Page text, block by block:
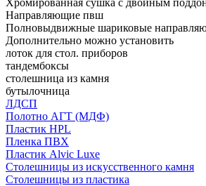
Направляющие пвш
Полновыдвижные шариковые
Дополнительно можно установить
лоток для стол. приборов
тандембоксы
столешница из камня
бутылочница
ЛДСП
Полотно АГТ (МДФ)
Пластик HPL
Пленка ПВХ
Пластик Alvic Luxe
Столешницы из искусственного камня
Столешницы из пластика